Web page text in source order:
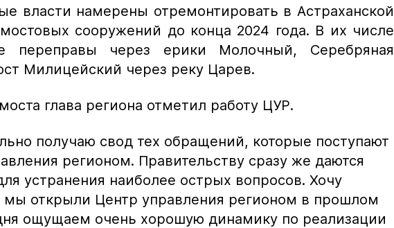
власти намерены отремонтировать в Астраханской
сооружений до конца 2024 года. В их числе
переправы через ерики Молочный, Серебряная
Милицейский через реку Царев.
глава региона отметил работу ЦУР.
получаю свод тех обращений, которые поступают
регионом. Правительству сразу же даются
устранения наиболее острых вопросов. Хочу
мы открыли Центр управления регионом в прошлом
ощущаем очень хорошую динамику по реализации